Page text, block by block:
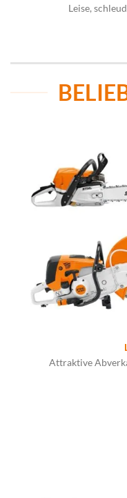
Leise,
Attraktive